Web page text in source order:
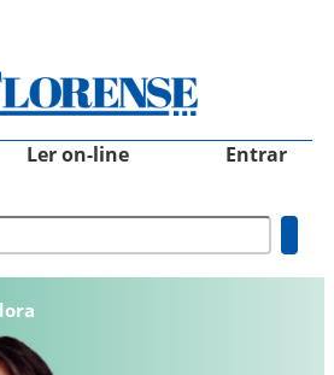
Ler on-line Entrar